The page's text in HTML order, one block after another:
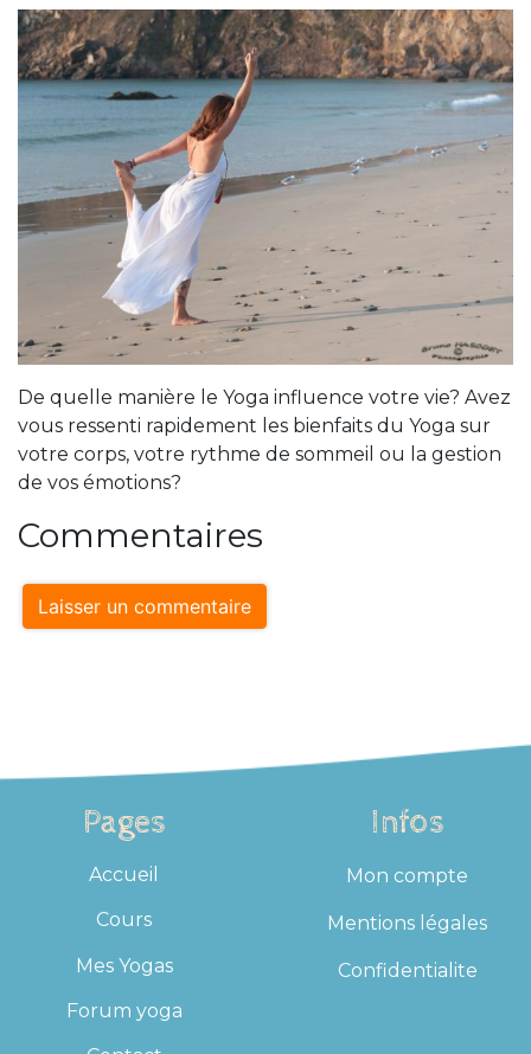
De quelle manière le Yoga influence votre vie? Avez
vous ressenti rapidement les bienfaits du Yoga sur
votre corps, votre rythme de sommeil ou la gestion
de vos émotions?
Commentaires
Laisser un commentaire
Pages
Accueil
Cours
Mes Yogas
Forum yoga
Infos
Mon compte
Mentions légales
Confidentialite